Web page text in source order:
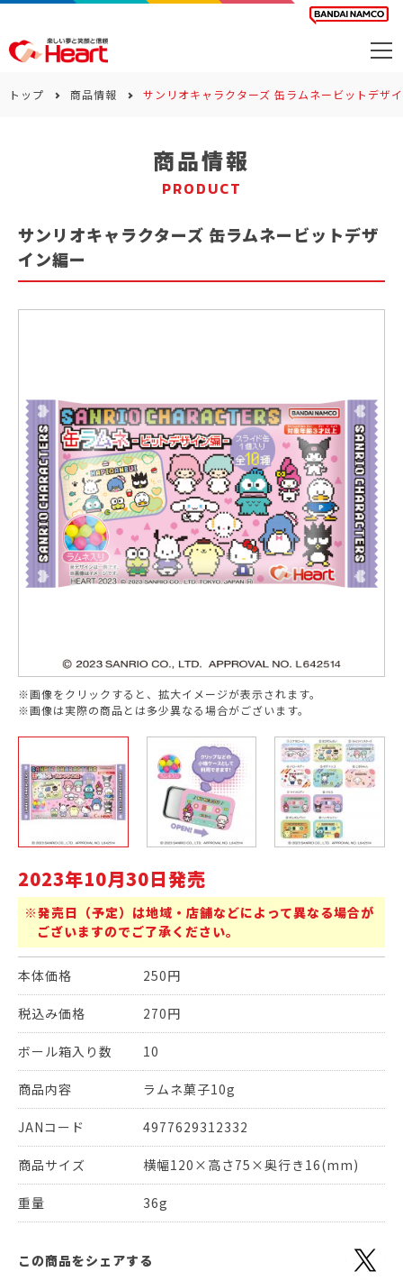
サステナビリティ
お問い合わせ
トップ 商品情報 サンリオキャラクターズ 缶ラムネービットデザ
商品情報
PRODUCT
サンリオキャラクターズ 缶ラムネービットデザ
イン編ー
※画像をクリックすると、拡大イメージが表示されます。
※画像は実際の商品とは多少異なる場合がございます。
2023年10月30日発売
※発売日（予定）は地域・店舗などによって異なる場合が
ございますのでご了承ください。
本体価格 250円
税込み価格 270円
ボール箱入り数 10
商品内容 ラムネ菓子10g
JANコード 4977629312332
商品サイズ 横幅120×高さ75×奥行き16(mm)
重量 36g
この商品をシェアする